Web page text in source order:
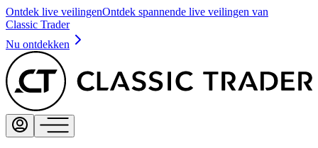
Ontdek live veilingenOntdek spannende live veilingen van
Classic Trader
Nu ontdekken